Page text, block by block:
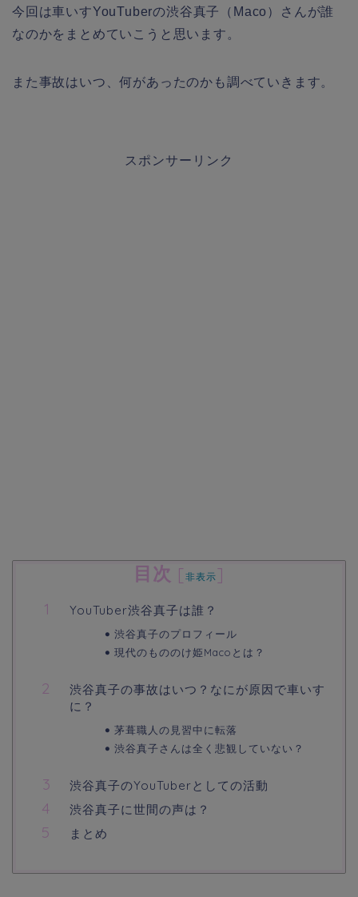
今回は車いすYouTuberの渋谷真子（Maco）さんが誰
なのかをまとめていこうと思います。
また事故はいつ、何があったのかも調べていきます。
スポンサーリンク
目次 [ 非表示]
YouTuber渋谷真子は誰？
渋谷真子のプロフィール
現代のもののけ姫Macoとは？
渋谷真子の事故はいつ？なにが原因で車いす
に？
茅葺職人の見習中に転落
渋谷真子さんは全く悲観していない？
渋谷真子のYouTuberとしての活動
渋谷真子に世間の声は？
まとめ